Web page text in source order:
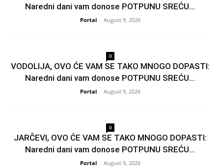
Naredni dani vam donose POTPUNU SREĆU...
Portal - August 9, 2026
0
VODOLIJA, OVO ĆE VAM SE TAKO MNOGO DOPASTI:
Naredni dani vam donose POTPUNU SREĆU...
Portal - August 9, 2026
0
JARČEVI, OVO ĆE VAM SE TAKO MNOGO DOPASTI:
Naredni dani vam donose POTPUNU SREĆU...
Portal - August 9, 2026